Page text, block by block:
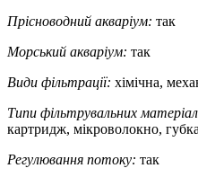
Прісноводний акваріум: так
Морський акваріум: так
Види фільтрації: хімічна,
Типи фільтрувальних
картридж, мікроволокно,
Регулювання потоку: так